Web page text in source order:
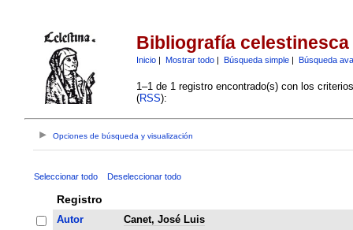
Bibliografía celestinesca
Inicio| Mostrar todo| Búsqueda simple| Búsqueda
1–1 de 1 registro encontrado(s) con los
(RSS):
Opciones de búsqueda y visualización
Seleccionar todo Deseleccionar todo
Registro
Autor
Canet, José Luis